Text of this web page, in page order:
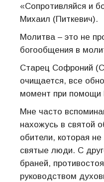
«Сопротивляйся и
Михаил (Питкевич).
Молитва – это не
богообщения в
Старец Софроний
очищается, все
момент при помощи
Мне часто
нахожусь в святой
обители, которая
святые люди. С
браней,
руководством